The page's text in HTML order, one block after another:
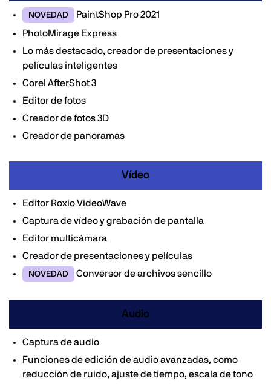
NOVEDAD
PaintShop Pro 2021
PhotoMirage Express
Lo más destacado, creador de presentaciones y
películas inteligentes
Corel AfterShot 3
Editor de fotos
Creador de fotos 3D
Creador de panoramas
Vídeo
Editor Roxio VideoWave
Captura de vídeo y grabación de pantalla
Editor multicámara
Creador de presentaciones y películas
NOVEDAD Conversor de archivos sencillo
Audio
Captura de audio
Funciones de edición de audio avanzadas, como
reducción de ruido, ajuste de tiempo, escala de tono